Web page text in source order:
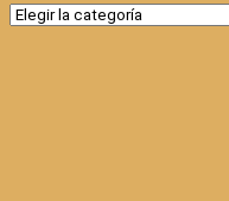
Categorías